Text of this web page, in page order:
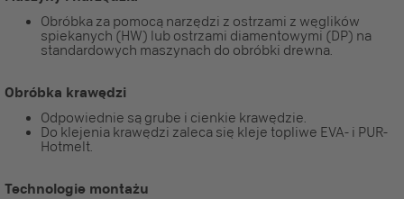
Obróbka za pomocą narzędzi z ostrzami z węglików
spiekanych (HW) lub ostrzami diamentowymi (DP) na
standardowych maszynach do obróbki drewna.
Obróbka krawędzi
Odpowiednie są grube i cienkie krawędzie.
Do klejenia krawędzi zaleca się kleje topliwe EVA- i PUR-
Hotmelt.
Technologie montażu